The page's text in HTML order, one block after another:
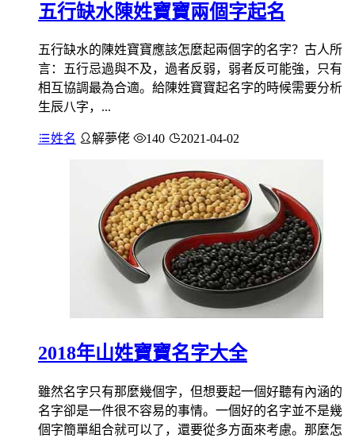
五行缺水陳姓寶寶兩個字起名
五行缺水的陳姓寶寶應該怎麼起兩個字的名字？古人所
言：五行忌過與不及，過者反弱，弱者反可能強，只有
相互協調最為合適。給陳姓寶寶起名字的時候需要分析
生辰八字，...
姓名 解夢佬 140 2021-04-02
2018年山姓寶寶名字大全
雖然名字只有那麼幾個字，但想要起一個好聽有內涵的
名字卻是一件很不容易的事情。一個好的名字並不是幾
個字簡單組合就可以了，還要從多方面來考慮。那麼怎